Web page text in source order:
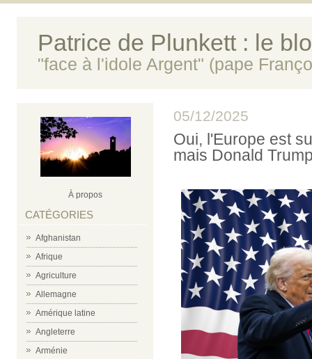
Patrice de Plunkett : le
"face à l'idole Argent" (pape
À propos
CATÉGORIES
Afghanistan
Afrique
Agriculture
Allemagne
Amérique latine
Angleterre
Arménie
05/12/2025
Oui, l'Europe est
mais Donald